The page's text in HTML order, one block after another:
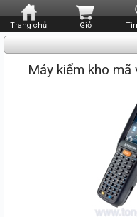
Trang chủ Giỏ
Máy kiểm kho